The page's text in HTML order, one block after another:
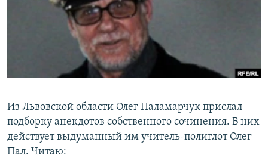
РАСПИСАНИЕ ВЕЩАНИЯ
ПОДПИШИТЕСЬ НА РАССЫЛКУ
Все сайты РСЕ/РС
Из Львовской области Олег Паламарчук прислал
подборку анекдотов собственного сочинения. В них
действует выдуманный им учитель-полиглот Олег
Пал. Читаю: